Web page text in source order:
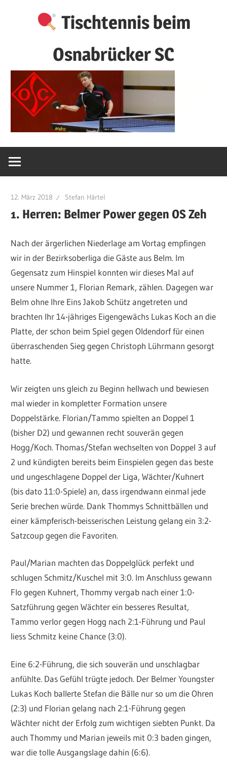
Tischtennis beim
Osnabrücker SC
12. März 2018 Stefan Härtel
1. Herren: Belmer Power gegen OS Zeh
Nach der ärgerlichen Niederlage am Vortag empfingen
wir in der Bezirksoberliga die Gäste aus Belm. Im
Gegensatz zum Hinspiel konnten wir dieses Mal auf
unsere Nummer 1, Florian Remark, zählen. Dagegen war
Belm ohne Ihre Eins Jakob Schütz angetreten und
brachten Ihr 14-jähriges Eigengewächs Lukas Koch an die
Platte, der schon beim Spiel gegen Oldendorf für einen
überraschenden Sieg gegen Christoph Lührmann gesorgt
hatte.
Wir zeigten uns gleich zu Beginn hellwach und bewiesen
mal wieder in kompletter Formation unsere
Doppelstärke. Florian/Tammo spielten an Doppel 1
(bisher D2) und gewannen recht souverän gegen
Hogg/Koch. Thomas/Stefan wechselten von Doppel 3 auf
2 und kündigten bereits beim Einspielen gegen das beste
und ungeschlagene Doppel der Liga, Wächter/Kuhnert
(bis dato 11:0-Spiele) an, dass irgendwann einmal jede
Serie brechen würde. Dank Thommys Schnittbällen und
einer kämpferisch-beisserischen Leistung gelang ein 3:2-
Satzcoup gegen die Favoriten.
Paul/Marian machten das Doppelglück perfekt und
schlugen Schmitz/Kuschel mit 3:0. Im Anschluss gewann
Flo gegen Kuhnert, Thommy vergab nach einer 1:0-
Satzführung gegen Wächter ein besseres Resultat,
Tammo verlor gegen Hogg nach 2:1-Führung und Paul
liess Schmitz keine Chance (3:0).
Eine 6:2-Führung, die sich souverän und unschlagbar
anfühlte. Das Gefühl trügte jedoch. Der Belmer Youngster
Lukas Koch ballerte Stefan die Bälle nur so um die Ohren
(2:3) und Florian gelang nach 2:1-Führung gegen
Wächter nicht der Erfolg zum wichtigen siebten Punkt. Da
auch Thommy und Marian jeweils mit 0:3 baden gingen,
war die tolle Ausgangslage dahin (6:6).